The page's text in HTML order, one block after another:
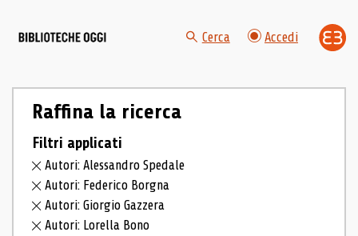
Cerca Accedi
Raffina la ricerca
Filtri applicati
Autori: Alessandro Spedale
Autori: Federico Borgna
Autori: Giorgio Gazzera
Autori: Lorella Bono